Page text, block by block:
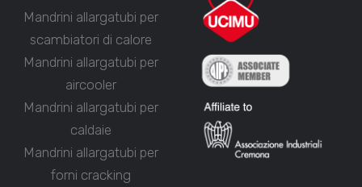
Mandrini allargatubi per
scambiatori di calore
Mandrini allargatubi per
aircooler
Mandrini allargatubi per
caldaie
Mandrini allargatubi per
forni cracking